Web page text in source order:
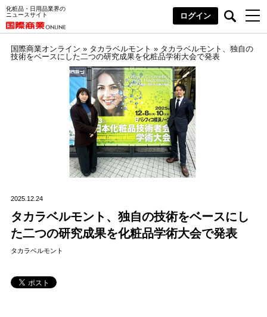
化粧品・日用品業界の
ニュースサイト
ログイン
国際商業オンライン » タカラベルモント » タカラベルモント、独自の
技術をベースにした二つの研究成果を化粧品学術大会で発表
2025.12.24
タカラベルモント、独自の技術をベースにし
た二つの研究成果を化粧品学術大会で発表
タカラベルモント